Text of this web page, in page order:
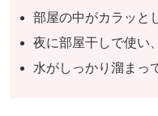
部屋の中がカラッと
夜に部屋干しで使い
水がしっかり溜まっ